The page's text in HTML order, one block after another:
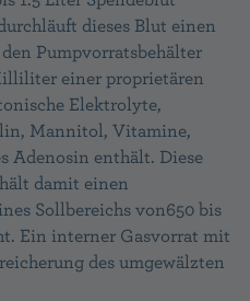
dieses Blut einen
Pumpvorratsbehälter
einer proprietären
Elektrolyte,
Mannitol, Vitamine,
Adenosin enthält. Diese
damit einen
Sollbereichs von650 bis
Ein interner Gasvorrat mit
des umgewälzten